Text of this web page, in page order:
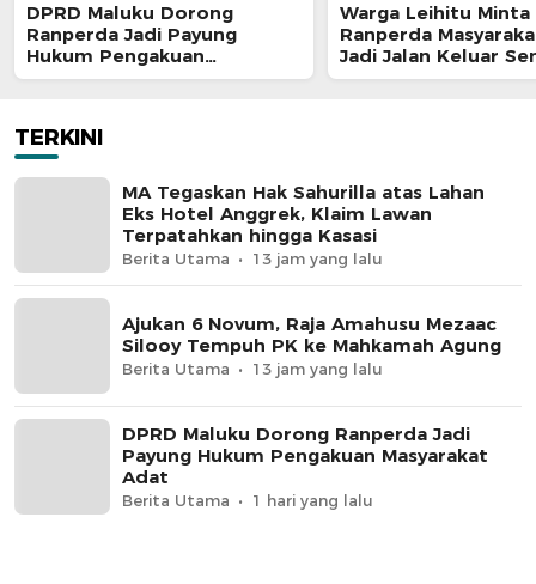
DPRD Maluku Dorong
Ranperda Jadi Payung
Hukum Pengakuan
Masyarakat Adat
Warga Leihitu Minta
Ranperda
Jadi Jalan Keluar
Enam Dusun
TERKINI
MA Tegaskan Hak Sahurilla atas Lahan
Eks Hotel Anggrek, Klaim Lawan
Terpatahkan hingga Kasasi
Berita Utama 13 jam yang lalu
Ajukan 6 Novum, Raja Amahusu Mezaac
Silooy Tempuh PK ke Mahkamah Agung
Berita Utama 13 jam yang lalu
DPRD Maluku Dorong Ranperda Jadi
Payung Hukum Pengakuan Masyarakat
Adat
Berita Utama 1 hari yang lalu